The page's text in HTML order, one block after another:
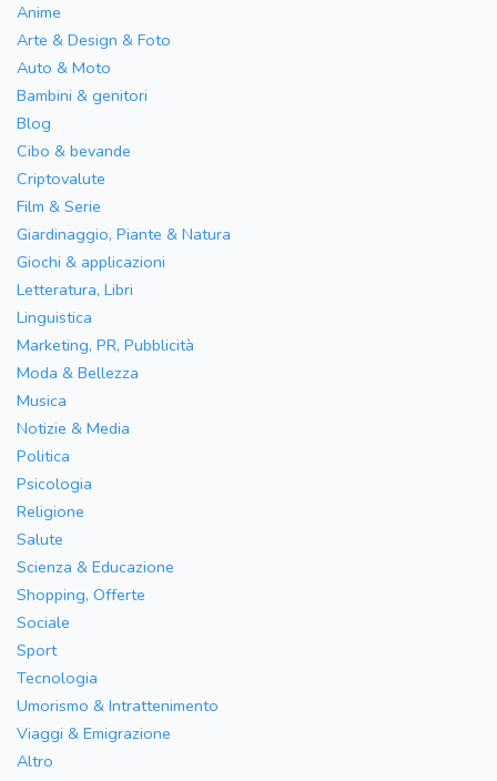
Anime
Arte & Design & Foto
Auto & Moto
Bambini & genitori
Blog
Cibo & bevande
Criptovalute
Film & Serie
Giardinaggio, Piante & Natura
Giochi & applicazioni
Letteratura, Libri
Linguistica
Marketing, PR, Pubblicità
Moda & Bellezza
Musica
Notizie & Media
Politica
Psicologia
Religione
Salute
Scienza & Educazione
Shopping, Offerte
Sociale
Sport
Tecnologia
Umorismo & Intrattenimento
Viaggi & Emigrazione
Altro